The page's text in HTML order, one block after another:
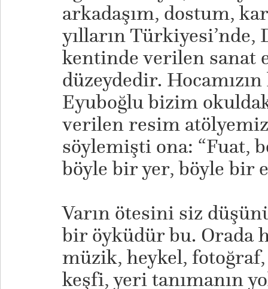
arkadaşım, dostum,
yılların Türkiyesi’nde,
kentinde verilen sanat
düzeydedir.
Eyuboğlu bizim
verilen resim
söylemişti ona: “Fuat,
böyle bir yer, böyle bir
Varın ötesini siz
bir öyküdür bu. Orada
müzik, heykel, fotoğraf,
keşfi, yeri tanımanın